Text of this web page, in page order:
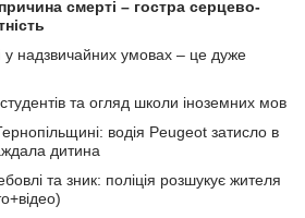
смерті – гостра серцево-
надзвичайних умовах – це дуже
та огляд школи іноземних мов
водія Peugeot затисло в
дитина
та зник: поліція розшукує жителя